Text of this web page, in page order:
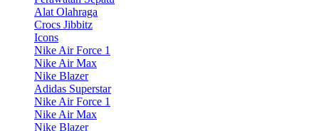
Alat Olahraga
Crocs Jibbitz
Icons
Nike Air Force 1
Nike Air Max
Nike Blazer
Adidas Superstar
Nike Air Force 1
Nike Air Max
Nike Blazer